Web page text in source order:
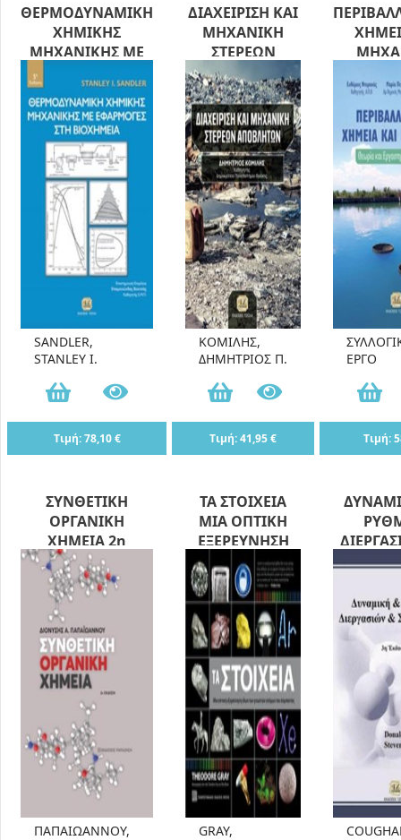
ΘΕΡΜΟΔΥΝΑΜΙΚΗ
ΧΗΜΙΚΗΣ
ΜΗΧΑΝΙΚΗΣ ΜΕ
ΕΦΑΡΜΟΓΕΣ ΣΤΗ
ΒΙΟΧΗΜΕΙΑ
SANDLER,
STANLEY I.
Τιμή: 78,10 €
ΔΙΑΧΕΙΡΙΣΗ ΚΑΙ
ΜΗΧΑΝΙΚΗ
ΣΤΕΡΕΩΝ
ΑΠΟΒΛΗΤΩΝ
ΚΟΜΙΛΗΣ,
ΔΗΜΗΤΡΙΟΣ Π.
Τιμή: 41,95 €
ΕΡΓΟ
Τιμή:
ΣΥΝΘΕΤΙΚΗ
ΟΡΓΑΝΙΚΗ
ΧΗΜΕΙΑ 2η
ΕΚΔΟΣΗ
ΠΑΠΑΙΩΑΝΝΟΥ,
ΤΑ ΣΤΟΙΧΕΙΑ
ΜΙΑ ΟΠΤΙΚΗ
ΕΞΕΡΕΥΝΗΣΗ
ΤΩΝ ΓΝΩΣΤΩΝ
ΑΤΟΜΩΝ ΤΟΥ
ΣΥΜΠΑΝΤΟΣ
ΕΠΙΣΤΗΜΟΝΙΚΗ
ΕΚΛΑΪΚΕΥΣΗ
GRAY,